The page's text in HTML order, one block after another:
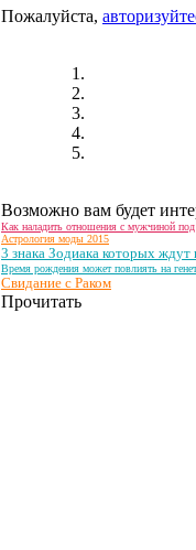
Пожалуйста,
Возможно вам будет
Как наладить отношения с мужчиной
Астрология моды 2015
3 знака Зодиака которых
Время рождения может повлиять на
Свидание с Раком
Прочитать